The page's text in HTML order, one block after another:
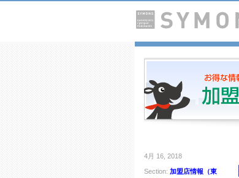
4月 16, 2018
Section: 加盟店情報（東